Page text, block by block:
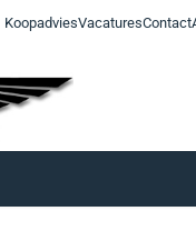
KoopadviesVacaturesContact